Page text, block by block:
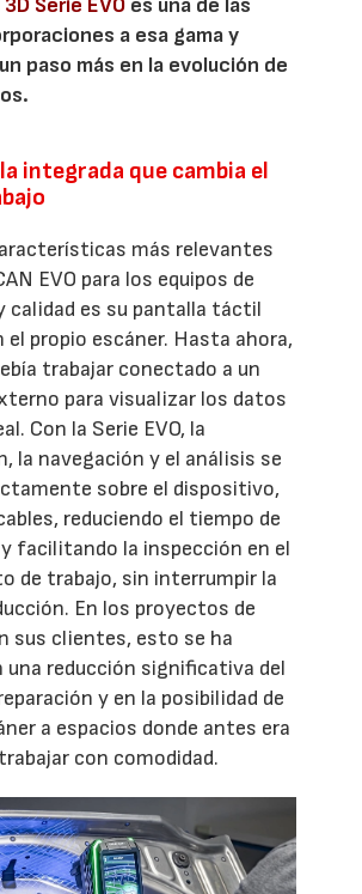
Serie EVO es una de las
a esa gama y
paso más en la evolución de
integrada que cambia el
más relevantes
EVO para los equipos de
calidad es su pantalla táctil
el propio escáner. Hasta ahora,
trabajar conectado a un
para visualizar los datos
Con la Serie EVO, la
la navegación y el análisis se
sobre el dispositivo,
reduciendo el tiempo de
facilitando la inspección en el
de trabajo, sin interrumpir la
En los proyectos de
sus clientes, esto se ha
una reducción significativa del
y en la posibilidad de
a espacios donde antes era
con comodidad.